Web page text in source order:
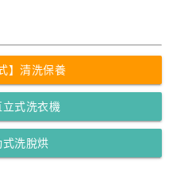
】清洗保養
式洗衣機
式洗脫烘